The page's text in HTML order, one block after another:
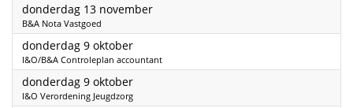
donderdag 13 november2025
B&A Nota Vastgoed
donderdag 9 oktober2025
I&O/B&A Controleplan accountant
donderdag 9 oktober2025
I&O Verordening Jeugdzorg